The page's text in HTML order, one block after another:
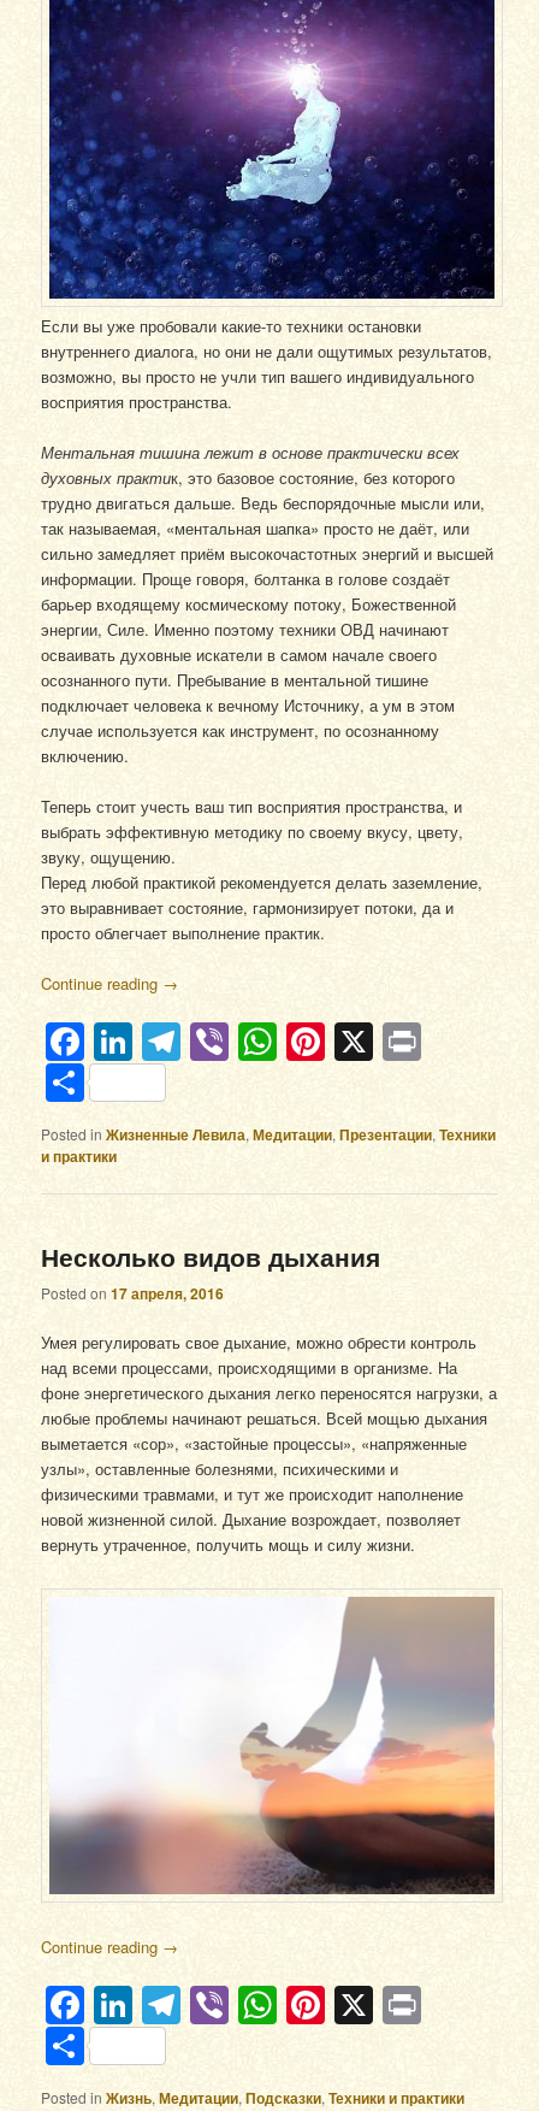
Если вы уже пробовали какие-то техники остановки
внутреннего диалога, но они не дали ощутимых результатов,
возможно, вы просто не учли тип вашего индивидуального
восприятия пространства.
Ментальная тишина лежит в основе практически всех
духовных практик, это базовое состояние, без которого
трудно двигаться дальше. Ведь беспорядочные мысли или,
так называемая, «ментальная шапка» просто не даёт, или
сильно замедляет приём высокочастотных энергий и высшей
информации. Проще говоря, болтанка в голове создаёт
барьер входящему космическому потоку, Божественной
энергии, Силе. Именно поэтому техники ОВД начинают
осваивать духовные искатели в самом начале своего
осознанного пути. Пребывание в ментальной тишине
подключает человека к вечному Источнику, а ум в этом
случае используется как инструмент, по осознанному
включению.
Теперь стоит учесть ваш тип восприятия пространства, и
выбрать эффективную методику по своему вкусу, цвету,
звуку, ощущению.
Перед любой практикой рекомендуется делать заземление,
это выравнивает состояние, гармонизирует потоки, да и
просто облегчает выполнение практик.
Continue reading →
Facebook
LinkedIn
Telegram
ViberWhatsApp
Pinterest
X
Отправить
Posted in Жизненные Левила,Медитации,Презентации,Техники
и практики
Несколько видов дыхания
Posted on17 апреля, 2016
Умея регулировать свое дыхание, можно обрести контроль
над всеми процессами, происходящими в организме. На
фоне энергетического дыхания легко переносятся нагрузки, а
любые проблемы начинают решаться. Всей мощью дыхания
выметается «сор», «застойные процессы», «напряженные
узлы», оставленные болезнями, психическими и
физическими травмами, и тут же происходит наполнение
новой жизненной силой. Дыхание возрождает, позволяет
вернуть утраченное, получить мощь и силу жизни.
Continue reading →
Facebook
LinkedIn
Telegram
ViberWhatsApp
Pinterest
X
Отправить
Posted in Жизнь,Медитации,Подсказки,Техники и практики